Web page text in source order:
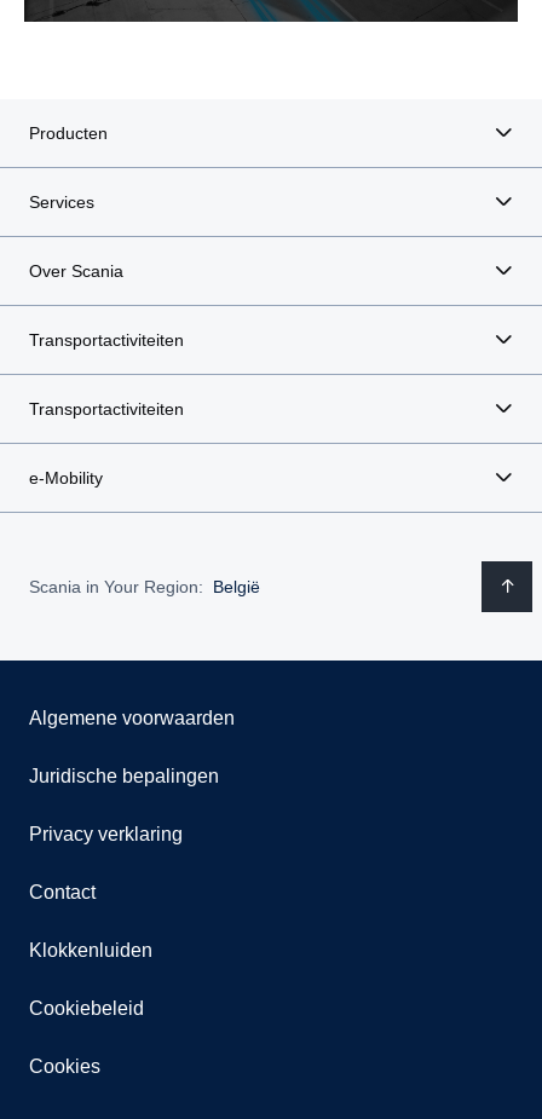
Producten
Services
Over Scania
Transportactiviteiten
Transportactiviteiten
e-Mobility
Scania in Your Region: België
Algemene voorwaarden
Juridische bepalingen
Privacy verklaring
Contact
Klokkenluiden
Cookiebeleid
Cookies